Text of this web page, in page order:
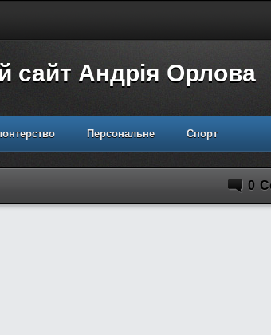
сайт Андрія Орлова
Персональне Спорт
0